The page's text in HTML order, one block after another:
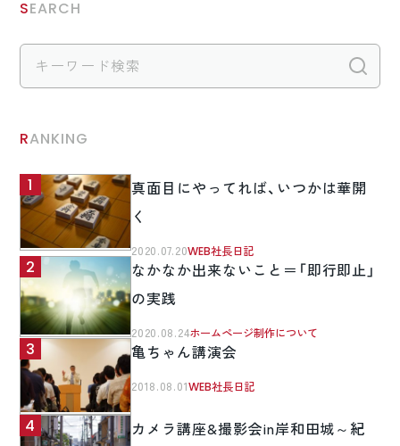
SEARCH
RANKING
真面目にやってれば、いつかは華開
く
2020.07.20WEB社長日記
なかなか出来ないこと＝「即行即止」
の実践
2020.08.24ホームページ制作について
亀ちゃん講演会
2018.08.01WEB社長日記
カメラ講座&撮影会in岸和田城～紀